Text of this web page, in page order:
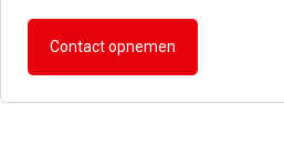
Contact opnemen